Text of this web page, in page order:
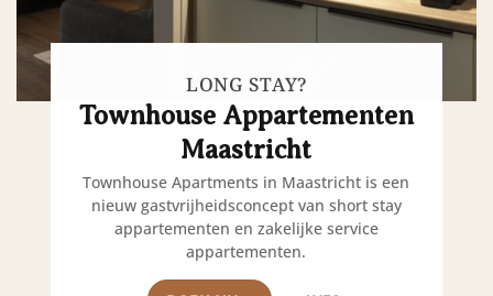
LONG STAY?
Townhouse Appartementen
Maastricht
Townhouse Apartments in Maastricht is een
nieuw gastvrijheidsconcept van short stay
appartementen en zakelijke service
appartementen.